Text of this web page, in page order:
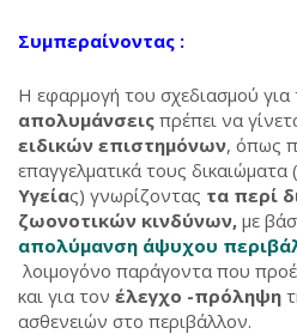
Συμπεραίνοντας :
Η εφαρμογή του σχεδιασμού για
απολυμάνσεις πρέπει να
ειδικών επιστημόνων, όπως
επαγγελματικά τους δικαιώματα
Υγείας) γνωρίζοντας τα περί
ζωονοτικών κινδύνων, με
απολύμανση άψυχου
λοιμογόνο παράγοντα που
και για τον έλεγχο -πρόληψη
ασθενειών στο περιβάλλον.